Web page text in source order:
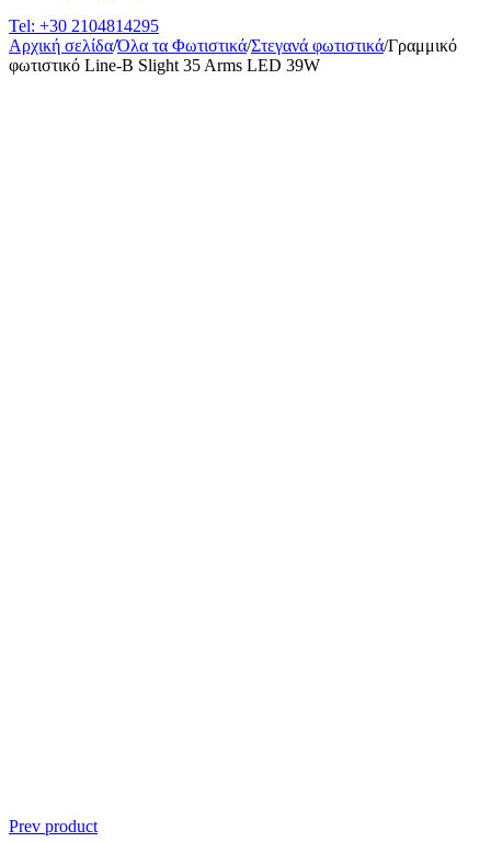
Tel: +30 2104814295
Αρχική σελίδα/Όλα τα Φωτιστικά/Στεγανά φωτιστικά/Γραμμικό
φωτιστικό Line-B Slight 35 Arms LED 39W
Prev product